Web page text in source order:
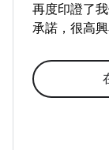
再度印證了
承諾，很高